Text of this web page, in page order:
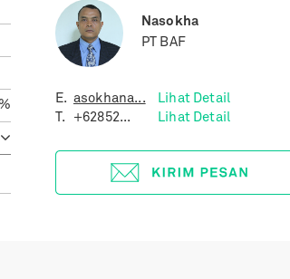
%
Nasokha
PT BAF
E. asokhana...
Lihat Detail
T.
+62852... Lihat Detail